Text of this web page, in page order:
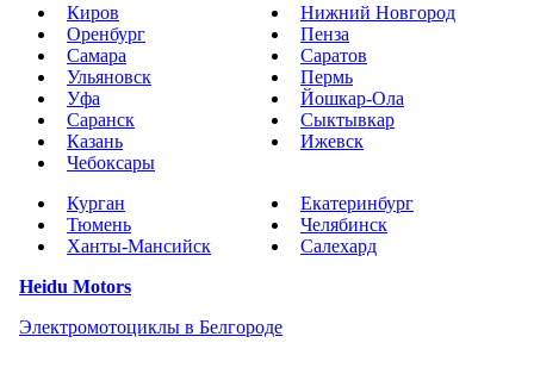
Киров
Нижний Новгород
Оренбург
Пенза
Самара
Саратов
Ульяновск
Пермь
Уфа
Йошкар-Ола
Саранск
Сыктывкар
Казань
Ижевск
Чебоксары
Курган
Екатеринбург
Тюмень
Челябинск
Ханты-Мансийск
Салехард
Heidu Motors
Электромотоциклы в Белгороде